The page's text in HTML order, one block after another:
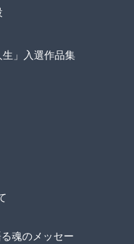
」入選作品集
魂のメッセー